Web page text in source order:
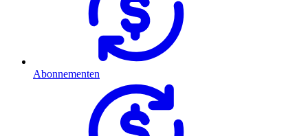
Abonnementen